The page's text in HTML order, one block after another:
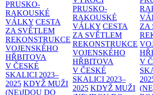
PRUSKO-
RAKOUSKÉ
VÁLKY CESTA
ZA SVĚTLEM
REKONSTRUKCE
VOJENSKÉHO
HŘBITOVA
V ČESKÉ
SKALICI 2023–
2025 KDYŽ MUŽI
(NE)JDOU DO
PRUSKO-
RAKOUSKÉ
VÁLKY CESTA
ZA SVĚTLEM
REKONSTRUKCE
VOJENSKÉHO
HŘBITOVA
V ČESKÉ
SKALICI 2023–
2025 KDYŽ MUŽI
ZA
V